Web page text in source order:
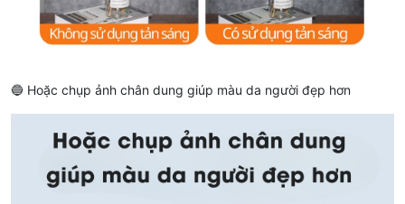
🔵 Hoặc chụp ảnh chân dung giúp màu da người đẹp hơn